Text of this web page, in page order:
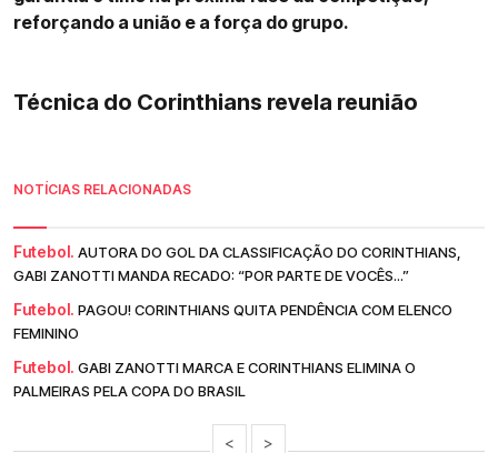
reforçando a união e a força do grupo.
Técnica do Corinthians revela reunião
NOTÍCIAS RELACIONADAS
Futebol. AUTORA DO GOL DA CLASSIFICAÇÃO DO CORINTHIANS,
GABI ZANOTTI MANDA RECADO: “POR PARTE DE VOCÊS...”
Futebol. PAGOU! CORINTHIANS QUITA PENDÊNCIA COM ELENCO
FEMININO
Futebol. GABI ZANOTTI MARCA E CORINTHIANS ELIMINA O
PALMEIRAS PELA COPA DO BRASIL
< >